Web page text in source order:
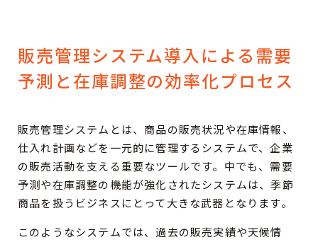
販売管理システム導入による需要
予測と在庫調整の効率化プロセス
販売管理システムとは、商品の販売状況や在庫情報、
仕入れ計画などを一元的に管理するシステムで、企業
の販売活動を支える重要なツールです。中でも、需要
予測や在庫調整の機能が強化されたシステムは、季節
商品を扱うビジネスにとって大きな武器となります。
このようなシステムでは、過去の販売実績や天候情